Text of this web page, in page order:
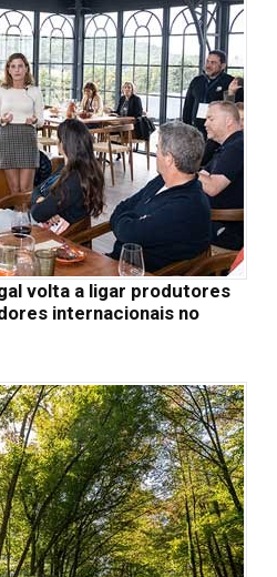
volta a ligar produtores
internacionais no